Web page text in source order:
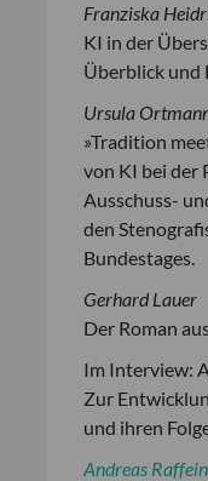
Franziska
KI in der
Überblick und
Ursula
»Tradition
von KI bei der
Ausschuss-
den
Bundestages.
Gerhard Lauer
Der Roman
Im Interview:
Zur
und ihren
Andreas